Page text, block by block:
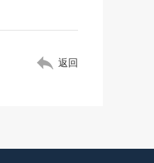
返回